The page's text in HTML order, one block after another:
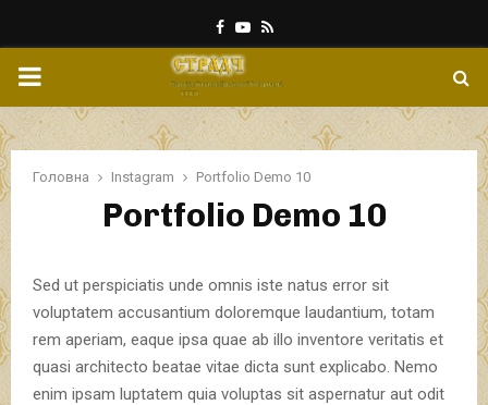
Facebook
Youtube
Rss
PRIMARY
MENU
Головна Instagram Portfolio Demo 10
Portfolio Demo 10
Sed ut perspiciatis unde omnis iste natus error sit
voluptatem accusantium doloremque laudantium, totam
rem aperiam, eaque ipsa quae ab illo inventore veritatis et
quasi architecto beatae vitae dicta sunt explicabo. Nemo
enim ipsam luptatem quia voluptas sit aspernatur aut odit